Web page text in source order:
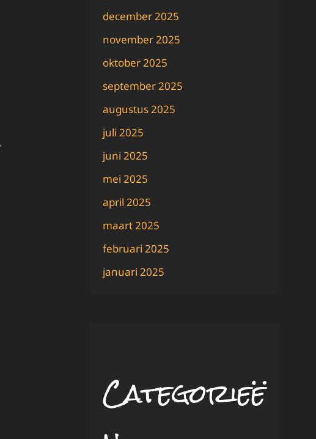
december 2025
november 2025
oktober 2025
september 2025
augustus 2025
juli 2025
juni 2025
mei 2025
april 2025
maart 2025
februari 2025
januari 2025
Categorieë